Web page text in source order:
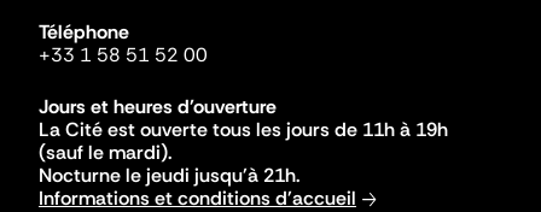
Téléphone
+33 1 58 51 52 00
Jours et heures d'ouverture
La Cité est ouverte tous les jours de 11h à 19h
(sauf le mardi).
Nocturne le jeudi jusqu'à 21h.
Informations et conditions d'accueil